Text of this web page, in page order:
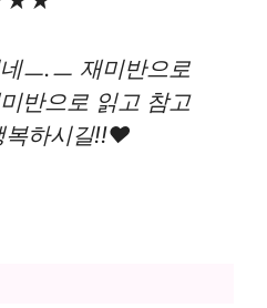
.ㅡ 재미반으로
반으로 읽고 참고
복하시길!!♥